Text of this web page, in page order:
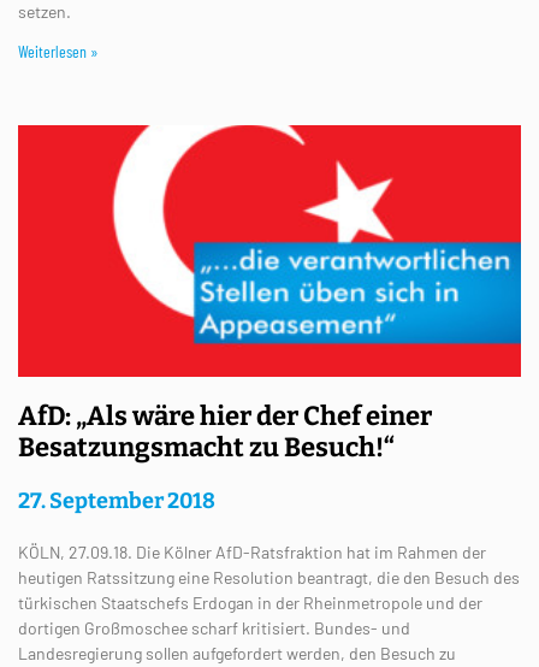
setzen.
Weiterlesen »
AfD: „Als wäre hier der Chef einer
Besatzungsmacht zu Besuch!“
27. September 2018
KÖLN, 27.09.18. Die Kölner AfD-Ratsfraktion hat im Rahmen der
heutigen Ratssitzung eine Resolution beantragt, die den Besuch des
türkischen Staatschefs Erdogan in der Rheinmetropole und der
dortigen Großmoschee scharf kritisiert. Bundes- und
Landesregierung sollen aufgefordert werden, den Besuch zu